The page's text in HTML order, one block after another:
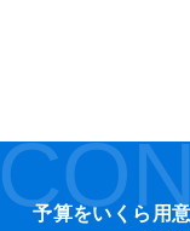
予算をいくら用